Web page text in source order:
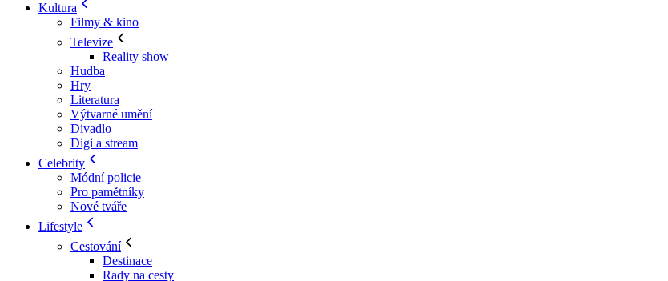
Kultura
Filmy & kino
Televize
Reality show
Hudba
Hry
Literatura
Výtvarné umění
Divadlo
Digi a stream
Celebrity
Módní policie
Pro pamětníky
Nové tváře
Lifestyle
Cestování
Destinace
Rady na cesty